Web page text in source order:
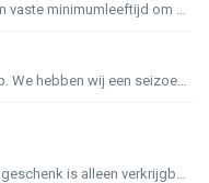
In onze parkregels hanteren we geen vaste minimumleeftijd om het park zonder begeleiding te bezoeken. Voor ons is het vooral belangrijk dat ouders of verzor...
Wij hebben geen 65+ tickets te koop. We hebben wij een seizoenspas voor 65+ te koop. Deze kan alleen aan de kassa worden aangeschaft voor €69,95 met een gel...
De actie met het kinderboekenweekgeschenk is alleen verkrijgbaar aan de entree kassa van het park en niet geldig met online gekochte tickets. Laat het boekj...